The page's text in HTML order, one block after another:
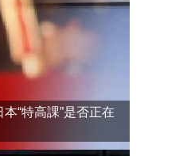
“特高課”是否正在